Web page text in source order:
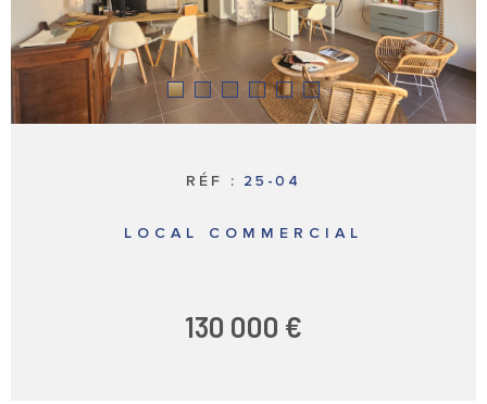
LOCATIONS
NOTRE
RÉF : 25-04
LOCAL COMMERCIAL
130 000 €